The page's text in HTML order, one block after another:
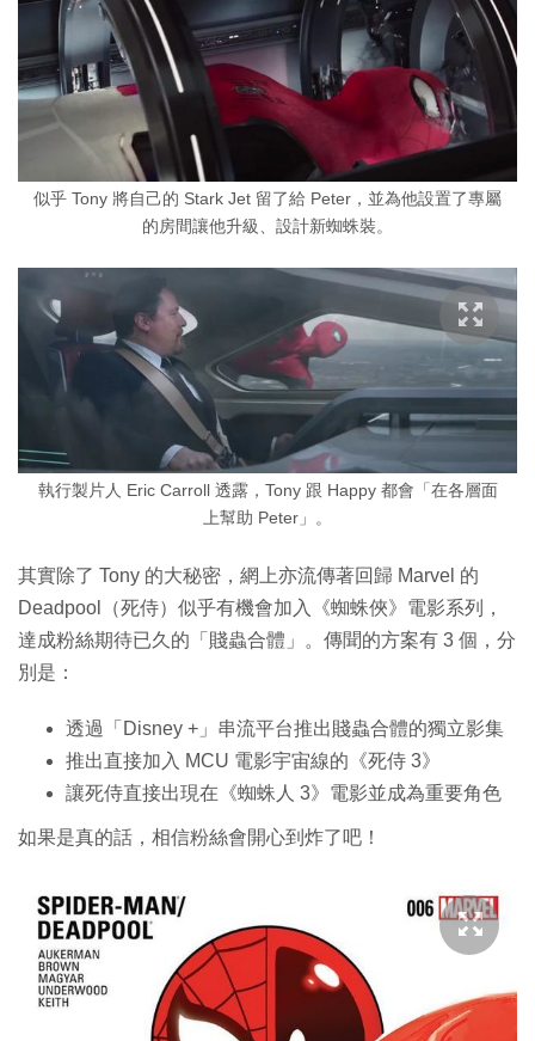
似乎 Tony 將自己的 Stark Jet 留了給 Peter，並為他設置了專屬
的房間讓他升級、設計新蜘蛛裝。
執行製片人 Eric Carroll 透露，Tony 跟 Happy 都會「在各層面
上幫助 Peter」。
其實除了 Tony 的大秘密，網上亦流傳著回歸 Marvel 的
Deadpool（死侍）似乎有機會加入《蜘蛛俠》電影系列，
達成粉絲期待已久的「賤蟲合體」。傳聞的方案有 3 個，分
別是：
透過「Disney +」串流平台推出賤蟲合體的獨立影集
推出直接加入 MCU 電影宇宙線的《死侍 3》
讓死侍直接出現在《蜘蛛人 3》電影並成為重要角色
如果是真的話，相信粉絲會開心到炸了吧！